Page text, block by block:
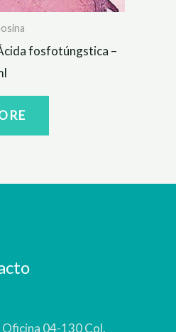
fosfotúngstica –
04-130 Col.